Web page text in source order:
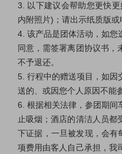
3. 以下建议会帮助您更快
内附照片)；请出示纸质版或
4. 该产品是团体活动，如您
同意，需签署离团协议书，
不予退还。
5. 行程中的赠送项目，如因
送的、或因您个人原因不能
6. 根据相关法律，参团期间
止吸烟；酒店的清洁人员都
下证据，一旦被发现，会
项费用由客人自己承担，我